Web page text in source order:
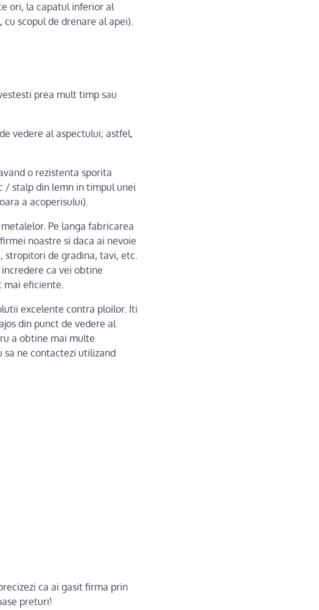
ori, la capatul inferior al
scopul de drenare al apei).
prea mult timp sau
vedere al aspectului; astfel,
o rezistenta sporita
/ stalp din lemn in timpul unei
a acoperisului).
Pe langa fabricarea
noastre si daca ai nevoie
stropitori de gradina, tavi, etc.
ca vei obtine
mai eficiente.
excelente contra ploilor. Iti
din punct de vedere al
a obtine mai multe
ne contactezi utilizand
ca ai gasit firma prin
preturi!